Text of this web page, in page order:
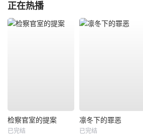
正在热播
检察官室的提案
已完结
凛冬下的罪恶
已完结